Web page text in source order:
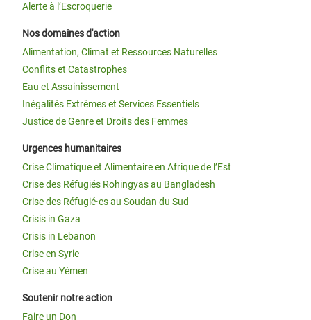
Alerte à l’Escroquerie
Nos domaines d'action
Alimentation, Climat et Ressources Naturelles
Conflits et Catastrophes
Eau et Assainissement
Inégalités Extrêmes et Services Essentiels
Justice de Genre et Droits des Femmes
Urgences humanitaires
Crise Climatique et Alimentaire en Afrique de l’Est
Crise des Réfugiés Rohingyas au Bangladesh
Crise des Réfugié·es au Soudan du Sud
Crisis in Gaza
Crisis in Lebanon
Crise en Syrie
Crise au Yémen
Soutenir notre action
Faire un Don